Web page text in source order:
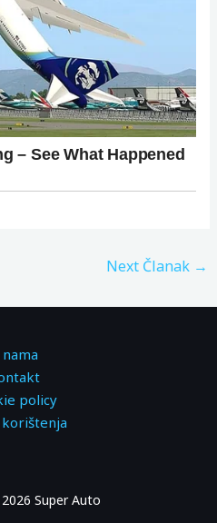
Next Članak →
nama
policy
Super Auto